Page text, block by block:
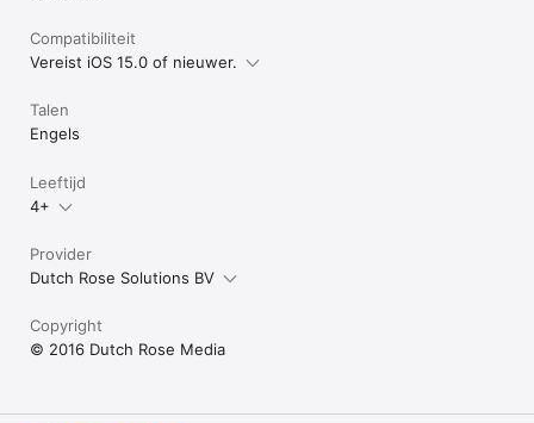
Compatibiliteit
Vereist iOS 15.0 of nieuwer.
Talen
Engels
Leeftijd
4+
Provider
Dutch Rose Solutions BV
Copyright
© 2016 Dutch Rose Media